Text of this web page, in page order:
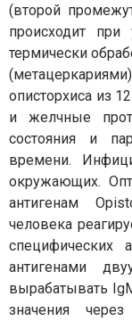
(второй
происходит при
термически
описторхиса из
и желчные
состояния и
времени.
окружающих.
антигенам
человека
специфических
антигенами
вырабатывать
значения